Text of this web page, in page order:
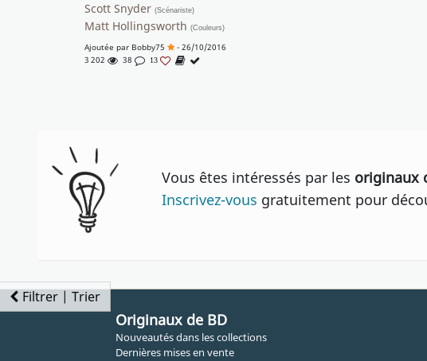
Filtrer | Trier
Scott Snyder (Scénariste)
Matt Hollingsworth (Couleurs)
Ajoutée par Bobby75
- 26/10/2016
3 202
38 13
Vous êtes intéressés par les originaux
Inscrivez-vous gratuitement pour
Originaux de BD
Nouveautés dans les collections
Dernières mises en vente